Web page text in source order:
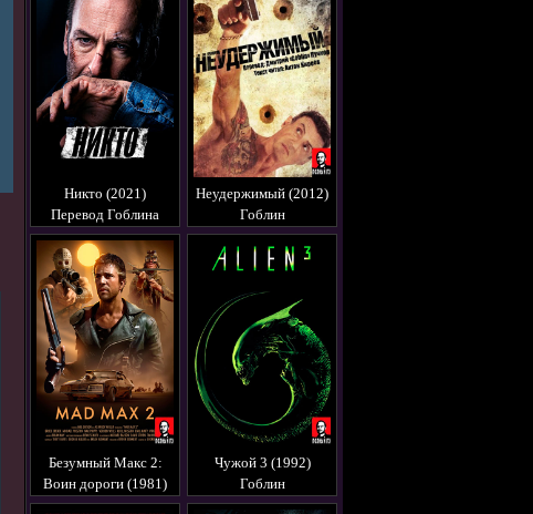
Никто (2021)
Перевод Гоблина
Неудержимый (2012)
Гоблин
Безумный Макс 2:
Воин дороги (1981)
Гоблин
Чужой 3 (1992)
Гоблин